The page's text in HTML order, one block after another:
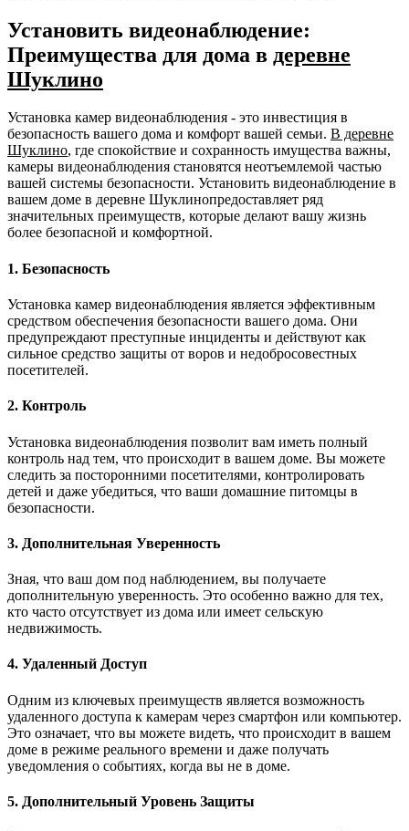
Установить видеонаблюдение:
Преимущества для дома в деревне
Шуклино
Установка камер видеонаблюдения - это инвестиция в
безопасность вашего дома и комфорт вашей семьи. В деревне
Шуклино, где спокойствие и сохранность имущества важны,
камеры видеонаблюдения становятся неотъемлемой частью
вашей системы безопасности. Установить видеонаблюдение в
вашем доме в деревне Шуклинопредоставляет ряд
значительных преимуществ, которые делают вашу жизнь
более безопасной и комфортной.
1. Безопасность
Установка камер видеонаблюдения является эффективным
средством обеспечения безопасности вашего дома. Они
предупреждают преступные инциденты и действуют как
сильное средство защиты от воров и недобросовестных
посетителей.
2. Контроль
Установка видеонаблюдения позволит вам иметь полный
контроль над тем, что происходит в вашем доме. Вы можете
следить за посторонними посетителями, контролировать
детей и даже убедиться, что ваши домашние питомцы в
безопасности.
3. Дополнительная Уверенность
Зная, что ваш дом под наблюдением, вы получаете
дополнительную уверенность. Это особенно важно для тех,
кто часто отсутствует из дома или имеет сельскую
недвижимость.
4. Удаленный Доступ
Одним из ключевых преимуществ является возможность
удаленного доступа к камерам через смартфон или компьютер.
Это означает, что вы можете видеть, что происходит в вашем
доме в режиме реального времени и даже получать
уведомления о событиях, когда вы не в доме.
5. Дополнительный Уровень Защиты